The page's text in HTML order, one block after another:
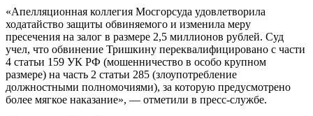
«Апелляционная коллегия Мосгорсуда удовлетворила
ходатайство защиты обвиняемого и изменила меру
пресечения на залог в размере 2,5 миллионов рублей. Суд
учел, что обвинение Тришкину переквалифицировано с части
4 статьи 159 УК РФ (мошенничество в особо крупном
размере) на часть 2 статьи 285 (злоупотребление
должностными полномочиями), за которую предусмотрено
более мягкое наказание», — отметили в пресс-службе.